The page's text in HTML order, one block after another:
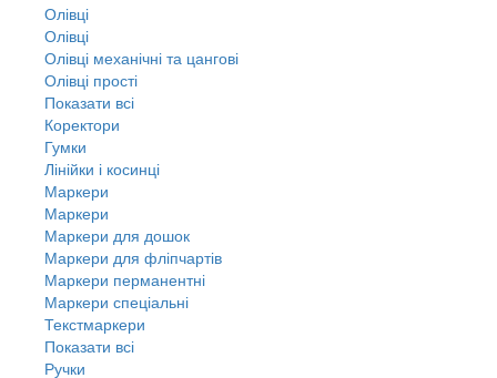
Олівці
Олівці
Олівці механічні та цангові
Олівці прості
Показати всі
Коректори
Гумки
Лінійки і косинці
Маркери
Маркери
Маркери для дошок
Маркери для фліпчартів
Маркери перманентні
Маркери спеціальні
Текстмаркери
Показати всі
Ручки